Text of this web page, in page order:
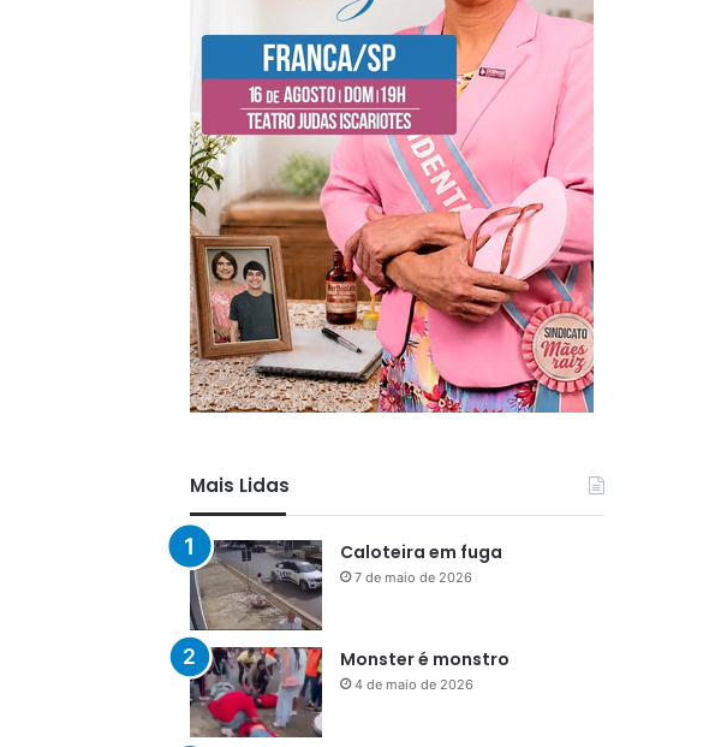
Mais Lidas
Caloteira em fuga
7 de maio de 2026
Monster é monstro
4 de maio de 2026